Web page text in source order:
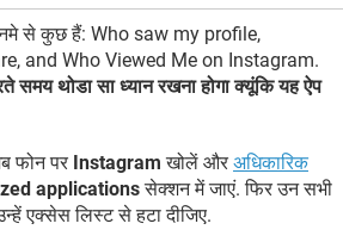
से कुछ हैं: Who saw my profile,
and Who Viewed Me on Instagram.
समय थोडा सा ध्यान रखना होगा क्यूंकि यह ऐप
फोन पर Instagram खोलें और अधिकारिक
applicationsसेक्शन में जाएं. फिर उन सभी
एक्सेस लिस्ट से हटा दीजिए.